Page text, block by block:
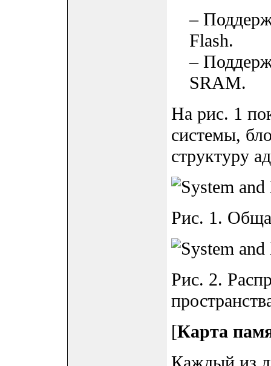
–
Flash.
–
SRAM.
На рис. 1
системы,
структуру
Рис. 1.
Рис. 2.
[Карта